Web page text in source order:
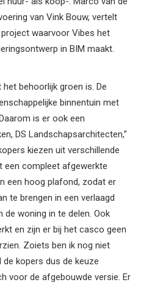
van Vink Bouw, vertelt
waarvoor Vibes het
in BIM maakt.
behoorlijk groen is. De
binnentuin met
is er ook een
DS Landschapsarchitecten,”
kiezen uit verschillende
een compleet afgewerkte
een hoog plafond, zodat er
te brengen in een verlaagd
woning in te delen. Ook
en zijn er bij het casco geen
Zoiets ben ik nog niet
de kopers dus de keuze
voor de afgebouwde versie. Er